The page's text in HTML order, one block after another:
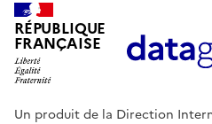
RÉPUBLIQUE
FRANÇAISE
Un produit de la Direction